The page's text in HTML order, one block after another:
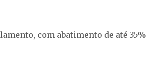
com abatimento de até 35%